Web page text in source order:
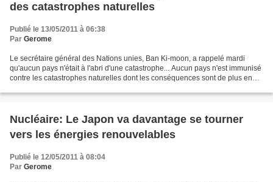
des catastrophes naturelles
Publié le 13/05/2011 à 06:38
Par Gerome
Le secrétaire général des Nations unies, Ban Ki-moon, a rappelé mardi
qu'aucun pays n'était à l'abri d'une catastrophe... Aucun pays n'est immunisé
contre les catastrophes naturelles dont les conséquences sont de plus en
Nucléaire: Le Japon va davantage se tourner
vers les énergies renouvelables
Publié le 12/05/2011 à 08:04
Par Gerome